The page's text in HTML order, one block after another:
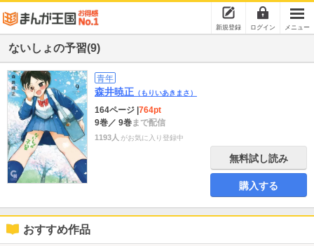
新規登録 ログイン メニュー
ないしょの予習(9)
青年
森井暁正 （もりいあきまさ）
164ページ 764pt
9巻／ 9巻まで配信
1193人 がお気に入り登録中
無料試し読み
購入する
おすすめ作品